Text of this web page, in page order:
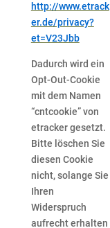
http://www.etrack
er.de/privacy?
et=V23Jbb
Dadurch wird ein
Opt-Out-Cookie
mit dem Namen
“cntcookie” von
etracker gesetzt.
Bitte löschen Sie
diesen Cookie
nicht, solange Sie
Ihren
Widerspruch
aufrecht erhalten